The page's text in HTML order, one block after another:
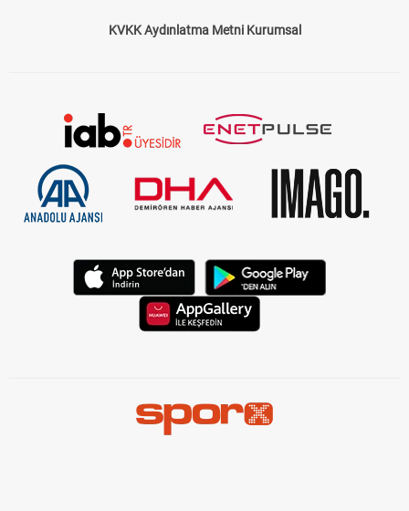
KVKK Aydınlatma Metni Kurumsal